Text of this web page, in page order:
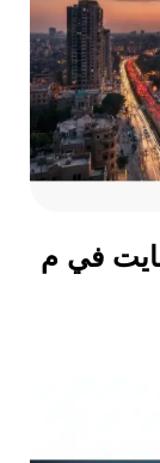
في م